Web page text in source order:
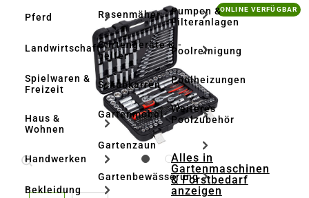
Pferd
Landwirtschaft
Spielwaren &
Freizeit
Haus &
Wohnen
Handwerken
Bekleidung
Rasenmäher
Gartengeräte & -
helfer
Schubkarren
Gartenmöbel
Gartenzaun
Gartenbewässerung
Pumpen &
Filteranlagen
Poolreinigung
Poolheizungen
Weiteres
Poolzubehör
Alles in
Gartenmaschinen
& Forstbedarf
anzeigen
Bildergalerie überspringen ONLINE VERFÜGBAR